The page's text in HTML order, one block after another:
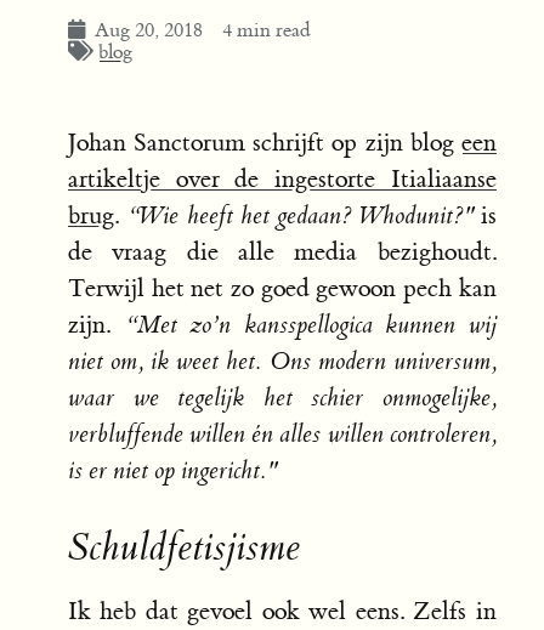
Aug 20, 2018
4 min read
blog
Johan Sanctorum schrijft op zijn blog een
artikeltje over de ingestorte Itialiaanse
brug. “Wie heeft het gedaan? Whodunit?"is
de vraag die alle media bezighoudt.
Terwijl het net zo goed gewoon pech kan
zijn. “Met zo’n kansspellogica kunnen wij
niet om, ik weet het. Ons modern universum,
waar we tegelijk het schier onmogelijke,
verbluffende willen én alles willen controleren,
is er niet op ingericht."
Schuldfetisjisme
Ik heb dat gevoel ook wel eens. Zelfs in